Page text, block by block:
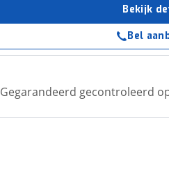
Bekijk
Bel
Gegarandeerd gecontroleerd